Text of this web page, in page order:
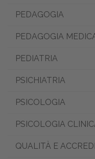
PEDAGOGIA
PEDAGOGIA
PEDIATRIA
PSICHIATRIA
PSICOLOGIA
PSICOLOGIA
QUALITÀ E